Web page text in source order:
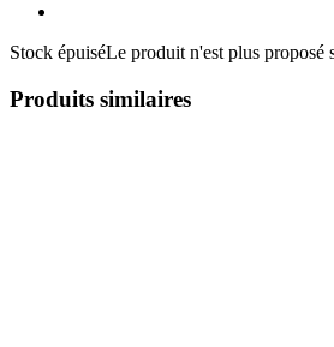
Stock épuiséLe produit n'est plus proposé
Produits similaires